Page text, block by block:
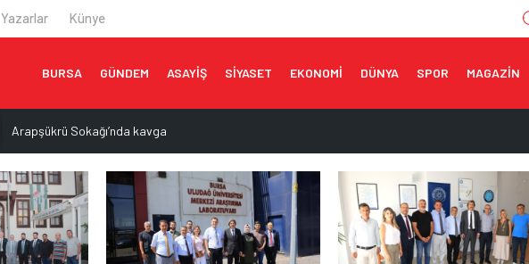
Yazarlar Künye
BURSA GÜNDEM ASAYİŞ SİYASET EKONOMİ DÜNYA SPOR MAGAZİN
Arapşükrü Sokağı’nda kavga
Bursa’da huzur uygulaması
Şiddetli karın ağrısına dikkat!
Kanser tanısında hedefe yönelik görüntüleme
İki otomobil çarpıştı: Motosikletli kazadan kıl payı kurtuldu